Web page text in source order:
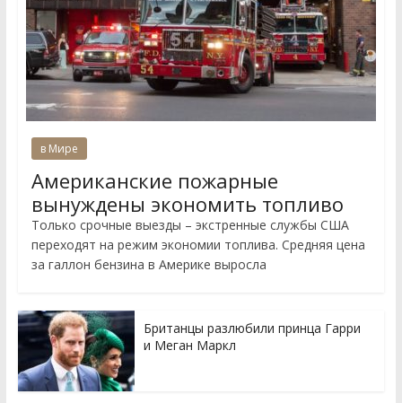
в Мире
Американские пожарные
вынуждены экономить топливо
Только срочные выезды – экстренные службы США
переходят на режим экономии топлива. Средняя цена
за галлон бензина в Америке выросла
Британцы разлюбили принца Гарри
и Меган Маркл